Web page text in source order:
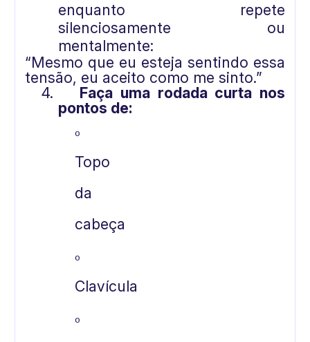
enquanto repete
silenciosamente ou
mentalmente:
“Mesmo que eu esteja sentindo essa
tensão, eu aceito como me sinto.”
4.
Faça uma rodada curta nos
pontos de:
o
Topo
da
cabeça
o
Clavícula
o